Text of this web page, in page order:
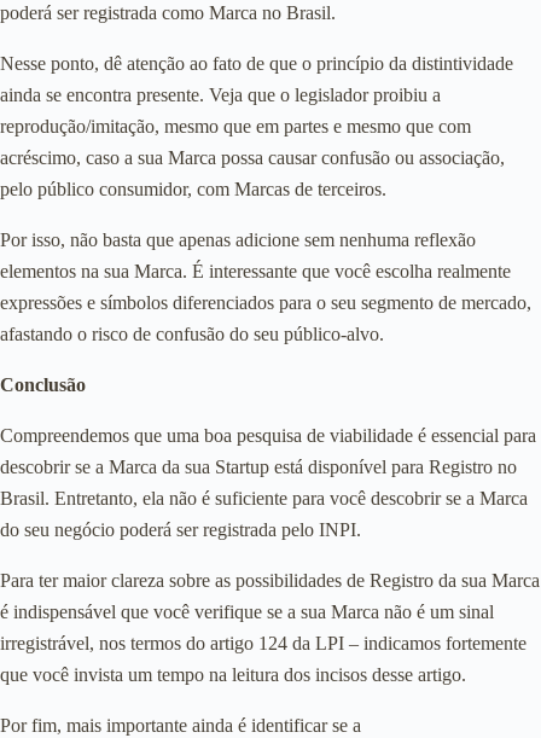
poderá ser registrada como Marca no Brasil.
Nesse ponto, dê atenção ao fato de que o princípio da distintividade
ainda se encontra presente. Veja que o legislador proibiu a
reprodução/imitação, mesmo que em partes e mesmo que com
acréscimo, caso a sua Marca possa causar confusão ou associação,
pelo público consumidor, com Marcas de terceiros.
Por isso, não basta que apenas adicione sem nenhuma reflexão
elementos na sua Marca. É interessante que você escolha realmente
expressões e símbolos diferenciados para o seu segmento de mercado,
afastando o risco de confusão do seu público-alvo.
Conclusão
Compreendemos que uma boa pesquisa de viabilidade é essencial para
descobrir se a Marca da sua Startup está disponível para Registro no
Brasil. Entretanto, ela não é suficiente para você descobrir se a Marca
do seu negócio poderá ser registrada pelo INPI.
Para ter maior clareza sobre as possibilidades de Registro da sua Marca
é indispensável que você verifique se a sua Marca não é um sinal
irregistrável, nos termos do artigo 124 da LPI – indicamos fortemente
que você invista um tempo na leitura dos incisos desse artigo.
Por fim, mais importante ainda é identificar se a